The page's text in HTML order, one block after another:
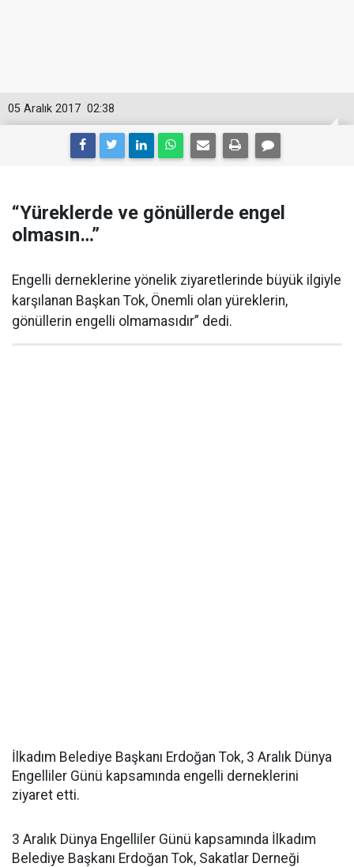
02:38
05 Aralık 2017
“Yüreklerde ve gönüllerde engel
olmasın…”
Engelli derneklerine yönelik ziyaretlerinde büyük ilgiyle
karşılanan Başkan Tok, Önemli olan yüreklerin,
gönüllerin engelli olmamasıdır” dedi.
İlkadım Belediye Başkanı Erdoğan Tok, 3 Aralık Dünya
Engelliler Günü kapsamında engelli derneklerini
ziyaret etti.
3 Aralık Dünya Engelliler Günü kapsamında İlkadım
Belediye Başkanı Erdoğan Tok, Sakatlar Derneği